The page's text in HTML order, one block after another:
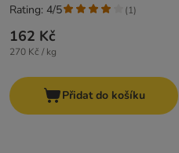
162 Kč
270 Kč / kg
Rating: 4/5 (1)
Přidat do košíku